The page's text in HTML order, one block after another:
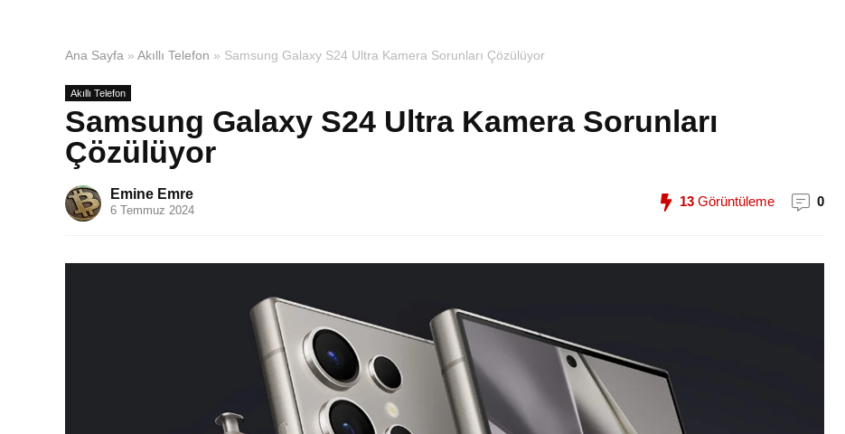
Ana Sayfa » Akıllı Telefon » Samsung Galaxy S24 Ultra Kamera Sorunları Çözülüyor
Akıllı Telefon
Samsung Galaxy S24 Ultra Kamera Sorunları
Çözülüyor
Emine Emre
6 Temmuz 2024
13 Görüntüleme 0